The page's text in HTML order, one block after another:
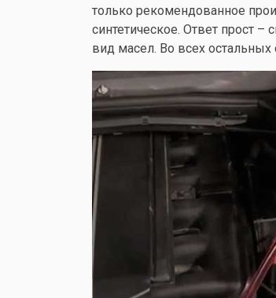
только рекомендованное
синтетическое. Ответ прост –
вид масел. Во всех остальных